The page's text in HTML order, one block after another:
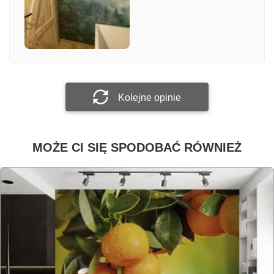
Załącz zdjęcie
Kolejne opinie
MOŻE CI SIĘ SPODOBAĆ RÓWNIEŻ